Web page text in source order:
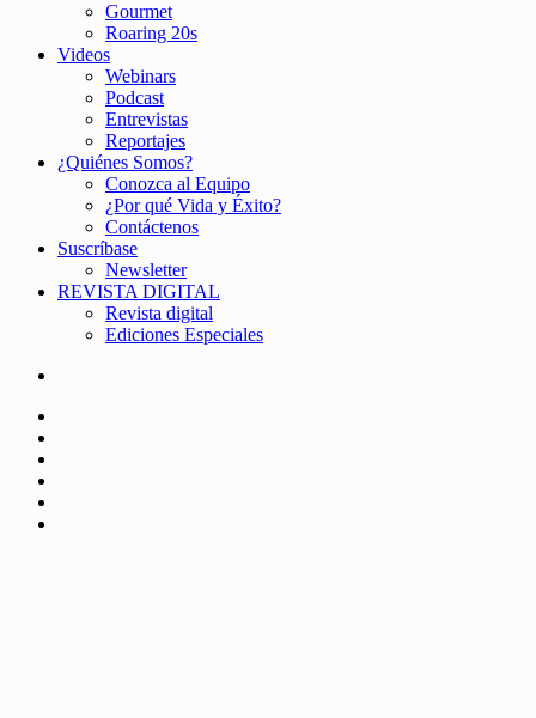
Gourmet
Roaring 20s
Videos
Webinars
Podcast
Entrevistas
Reportajes
¿Quiénes Somos?
Conozca al Equipo
¿Por qué Vida y Éxito?
Contáctenos
Suscríbase
Newsletter
REVISTA DIGITAL
Revista digital
Ediciones Especiales